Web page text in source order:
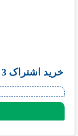
خرید اشتراک 3 ماهه دیجی پلاس با 42% تخفیف